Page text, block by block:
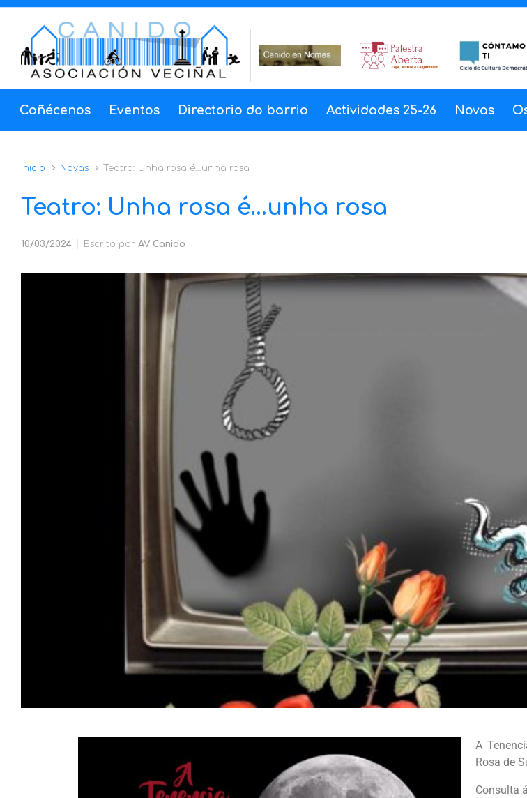
Coñécenos Eventos Directorio do barrio Actividades 25-26 Novas
Inicio Novas Teatro: Unha rosa é…unha rosa
Teatro: Unha rosa é…unha rosa
10/03/2024 Escrito por AV Canido
A
Rosa de
Consulta